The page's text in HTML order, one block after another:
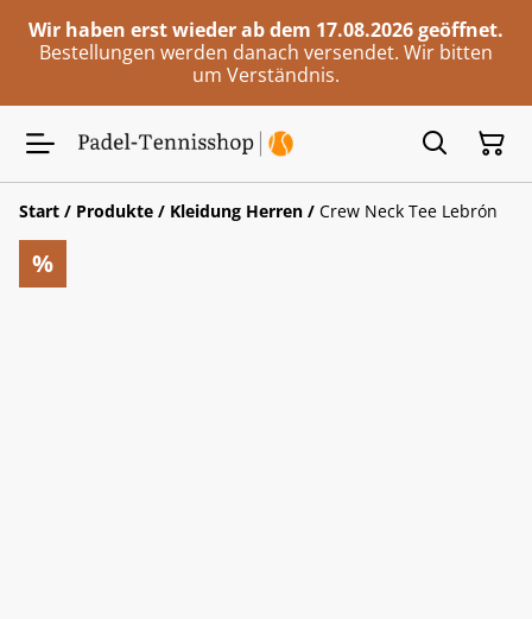
Wir haben erst wieder ab dem 17.08.2026 geöffnet.
Bestellungen werden danach versendet. Wir bitten
um Verständnis.
Start / Produkte / Kleidung Herren / Crew Neck Tee Lebrón
%